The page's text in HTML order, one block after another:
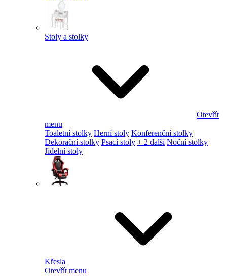
Stoly a stolky
Otevřít
menu
Toaletní stolky Herní stoly Konferenční stolky
Dekorační stolky Psací stoly + 2 další Noční stolky
Jídelní stoly
Křesla
Otevřít menu